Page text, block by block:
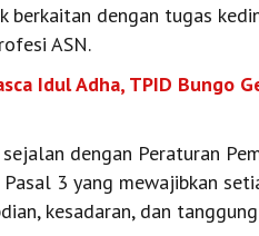
dengan tugas
ASN.
Idul Adha, TPID Bungo
dengan Peraturan
3 yang mewajibkan
kesadaran, dan